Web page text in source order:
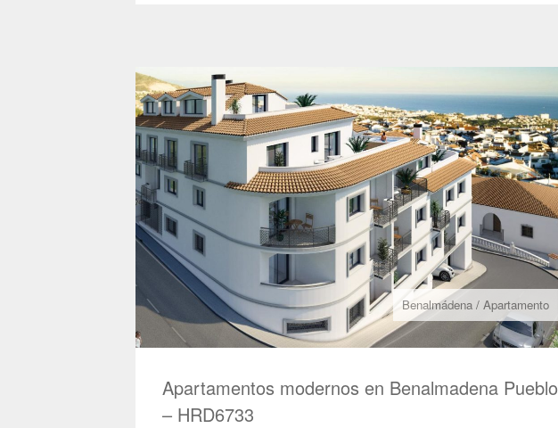
Benalmádena / Apartamento
Apartamentos modernos en Benalmadena Pueblo
– HRD6733